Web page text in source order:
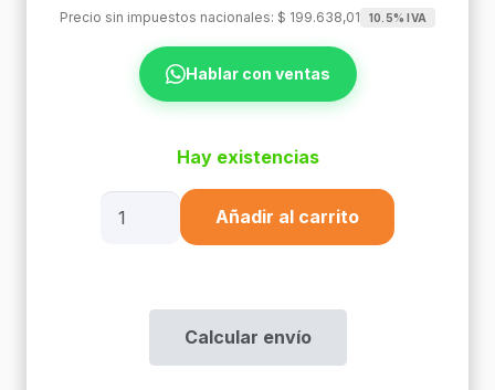
Precio sin impuestos nacionales: $ 199.638,01 10.5% IVA
Hablar con ventas
Hay existencias
Añadir al carrito
Calcular envío